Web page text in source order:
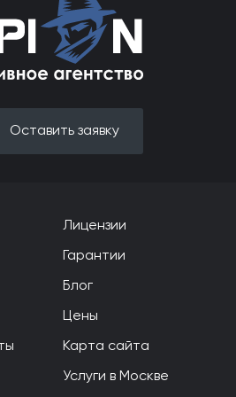
Оставить заявку
Лицензии
Гарантии
Блог
Цены
Карта сайта
Услуги в Москве